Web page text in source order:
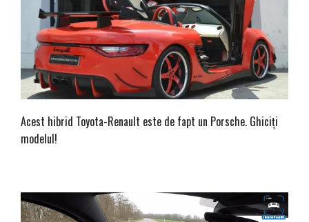
Acest hibrid Toyota-Renault este de fapt un Porsche. Ghiciți
modelul!